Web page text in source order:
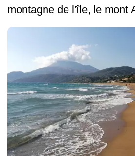
montagne de l'île, le mont